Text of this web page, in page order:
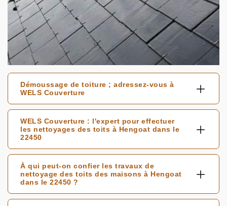
Démoussage de toiture ; adressez-vous à
WELS Couverture
WELS Couverture : l'expert pour effectuer
les nettoyages des toits à Hengoat dans le
22450
À qui peut-on confier les travaux de
nettoyage des toits des maisons à Hengoat
dans le 22450 ?